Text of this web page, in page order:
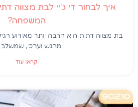
איך לבחור די ג'יי לבת מצווה
המשפחה?
בת מצווה דתית היא הרבה יותר מאירוע
מרגש וערכי, שמשלב
קראו עוד